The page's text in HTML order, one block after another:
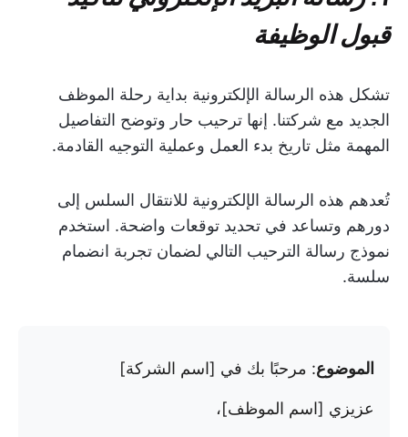
قبول الوظيفة
تشكل هذه الرسالة الإلكترونية بداية رحلة الموظف
الجديد مع شركتنا. إنها ترحيب حار وتوضح التفاصيل
المهمة مثل تاريخ بدء العمل وعملية التوجيه القادمة.
تُعدهم هذه الرسالة الإلكترونية للانتقال السلس إلى
دورهم وتساعد في تحديد توقعات واضحة. استخدم
نموذج رسالة الترحيب التالي لضمان تجربة انضمام
سلسة.
الموضوع: مرحبًا بك في [اسم الشركة]
عزيزي [اسم الموظف]،